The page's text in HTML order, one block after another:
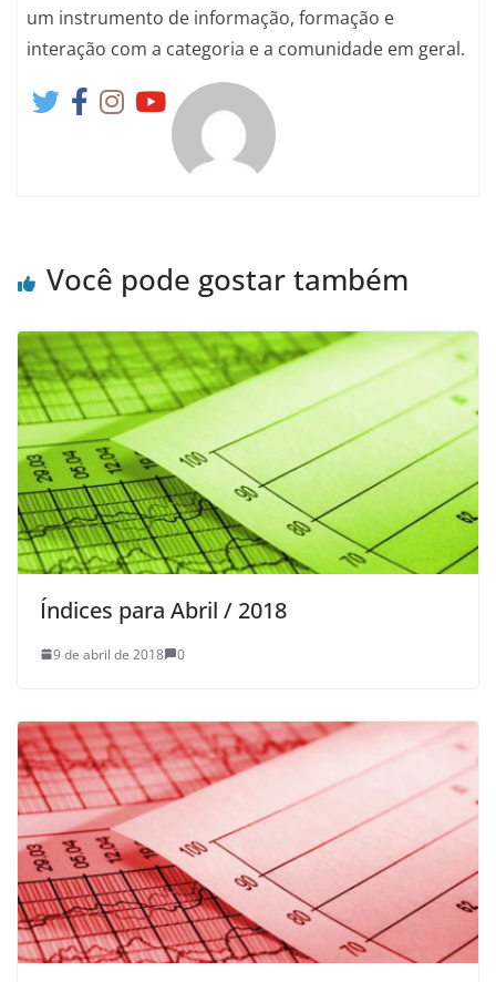
um instrumento de informação, formação e
interação com a categoria e a comunidade em geral.
Você pode gostar também
Índices para Abril / 2018
9 de abril de 2018 0